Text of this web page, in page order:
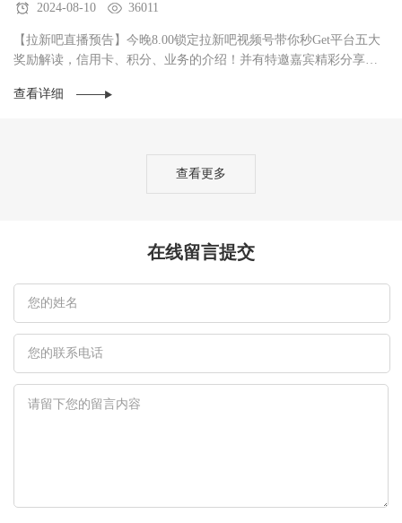
2024-08-10 36011
【拉新吧直播预告】今晚8.00锁定拉新吧视频号带你秒Get平台五大
奖励解读，信用卡、积分、业务的介绍！并有特邀嘉宾精彩分享！
查看详细
查看更多
在线留言提交